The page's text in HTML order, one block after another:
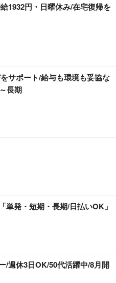
1932円・日曜休み/在宅復帰を
サポート/給与も環境も妥協な
長期
発・短期・長期/日払いOK」
/週休3日OK/50代活躍中/8月開